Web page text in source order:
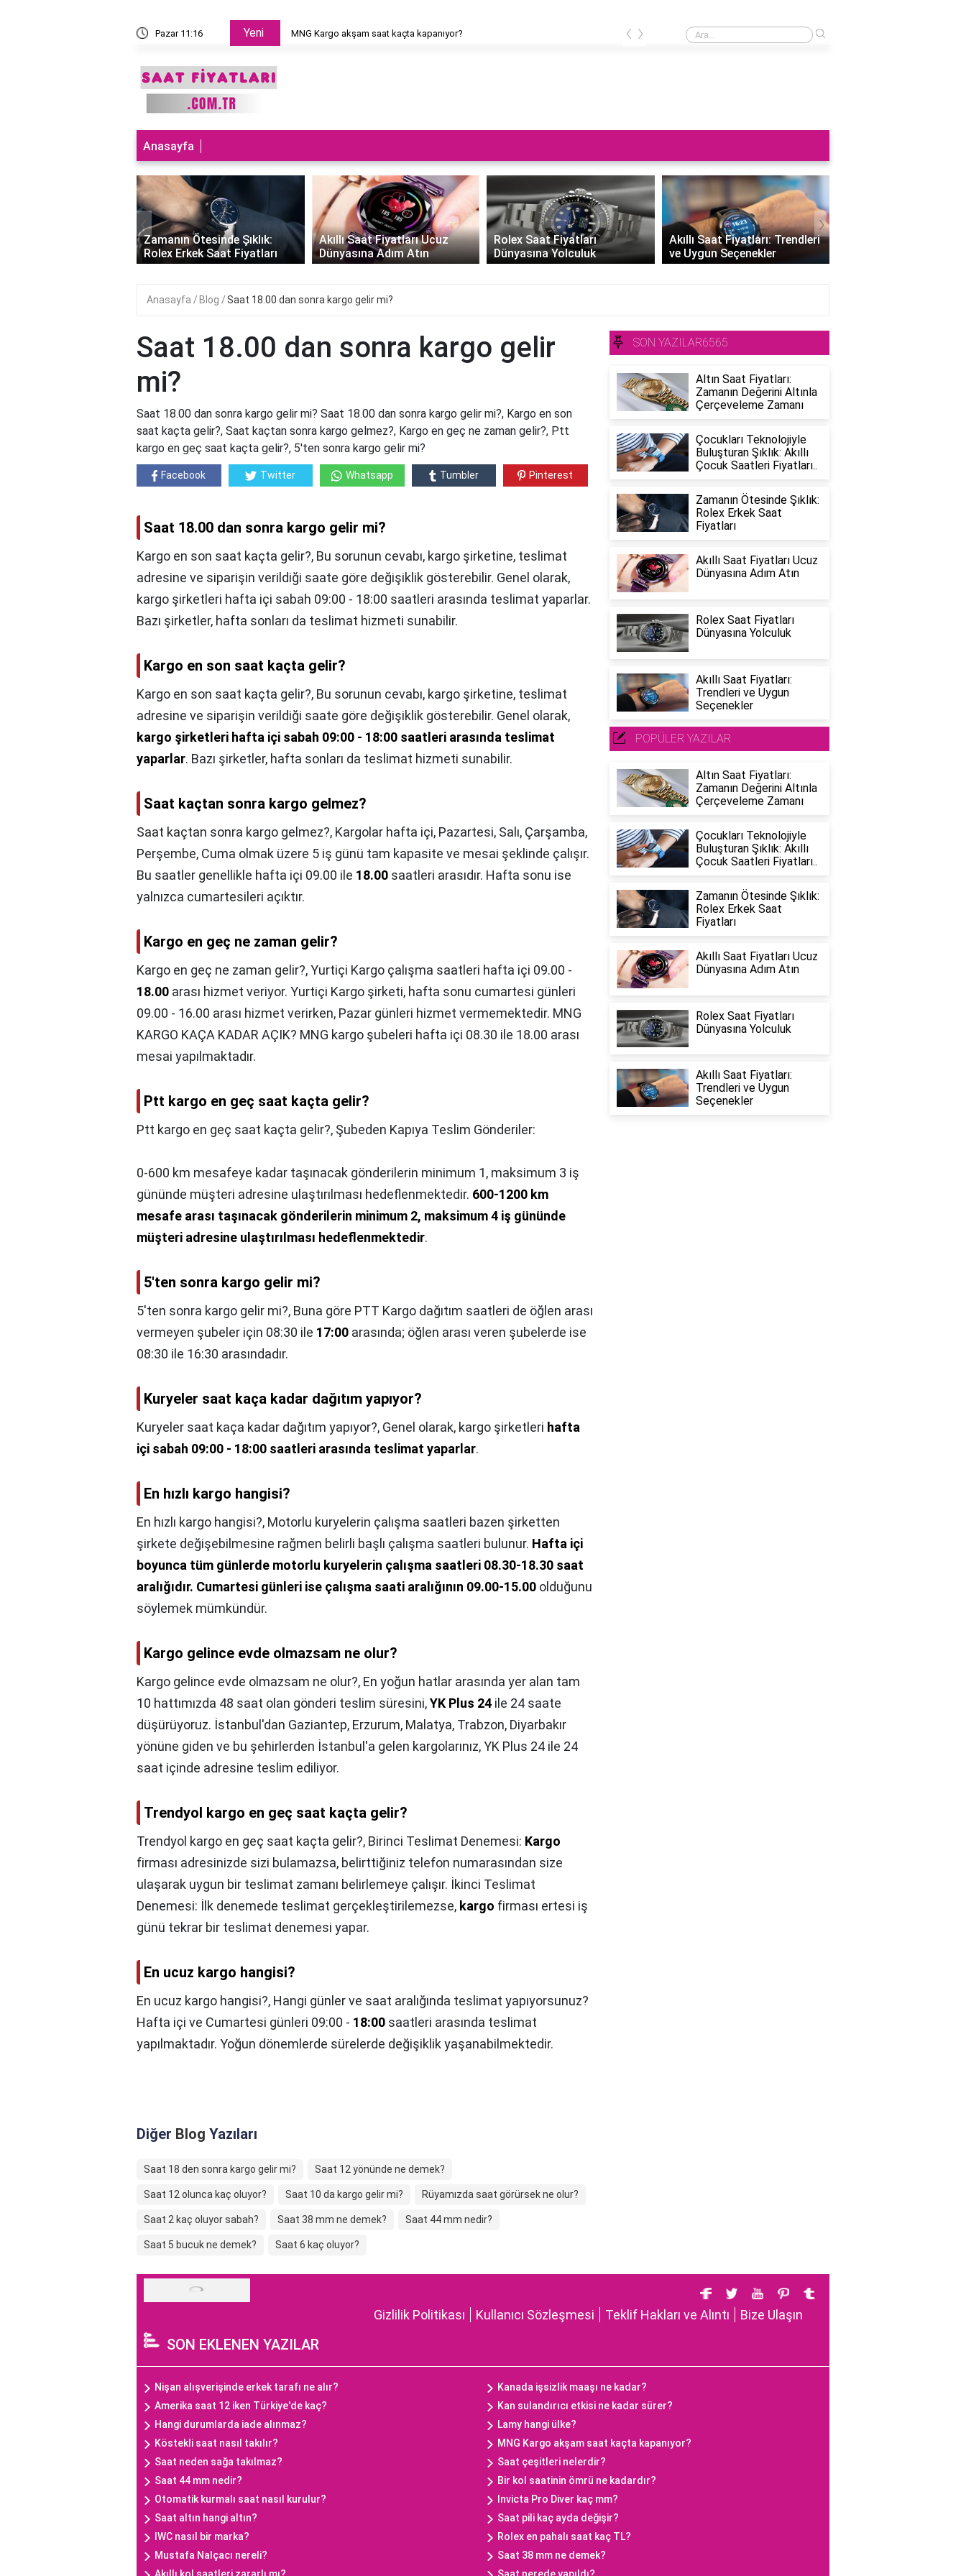
Pazar 11:16 Yeni MNG Kargo akşam saat kaçta kapanıyor? Saat neden sağa takılmaz?
‹ ›
Anasayfa
Zamanın Ötesinde Şıklık:
Rolex Erkek Saat Fiyatları
Akıllı Saat Fiyatları Ucuz
Dünyasına Adım Atın
Rolex Saat Fiyatları
Dünyasına Yolculuk
Akıllı Saat Fiyatları: Trendleri
ve Uygun Seçenekler
‹ ›
Anasayfa Blog Saat 18.00 dan sonra kargo gelir mi?
Saat 18.00 dan sonra kargo gelir
mi?
Saat 18.00 dan sonra kargo gelir mi? Saat 18.00 dan sonra kargo gelir mi?, Kargo en son
saat kaçta gelir?, Saat kaçtan sonra kargo gelmez?, Kargo en geç ne zaman gelir?, Ptt
kargo en geç saat kaçta gelir?, 5'ten sonra kargo gelir mi?
Facebook Twitter Whatsapp Tumbler Pinterest
Saat 18.00 dan sonra kargo gelir mi?
Kargo en son saat kaçta gelir?, Bu sorunun cevabı, kargo şirketine, teslimat
adresine ve siparişin verildiği saate göre değişiklik gösterebilir. Genel olarak,
kargo şirketleri hafta içi sabah 09:00 - 18:00 saatleri arasında teslimat yaparlar.
Bazı şirketler, hafta sonları da teslimat hizmeti sunabilir.
Kargo en son saat kaçta gelir?
Kargo en son saat kaçta gelir?, Bu sorunun cevabı, kargo şirketine, teslimat
adresine ve siparişin verildiği saate göre değişiklik gösterebilir. Genel olarak,
kargo şirketleri hafta içi sabah 09:00 - 18:00 saatleri arasında teslimat
yaparlar. Bazı şirketler, hafta sonları da teslimat hizmeti sunabilir.
Saat kaçtan sonra kargo gelmez?
Saat kaçtan sonra kargo gelmez?, Kargolar hafta içi, Pazartesi, Salı, Çarşamba,
Perşembe, Cuma olmak üzere 5 iş günü tam kapasite ve mesai şeklinde çalışır.
Bu saatler genellikle hafta içi 09.00 ile 18.00 saatleri arasıdır. Hafta sonu ise
yalnızca cumartesileri açıktır.
Kargo en geç ne zaman gelir?
Kargo en geç ne zaman gelir?,Yurtiçi Kargo çalışma saatleri hafta içi 09.00 -
18.00 arası hizmet veriyor. Yurtiçi Kargo şirketi, hafta sonu cumartesi günleri
09.00 - 16.00 arası hizmet verirken, Pazar günleri hizmet vermemektedir. MNG
KARGO KAÇA KADAR AÇIK? MNG kargo şubeleri hafta içi 08.30 ile 18.00 arası
mesai yapılmaktadır.
Ptt kargo en geç saat kaçta gelir?
Ptt kargo en geç saat kaçta gelir?, Şubeden Kapıya Teslim Gönderiler:
0-600 km mesafeye kadar taşınacak gönderilerin minimum 1, maksimum 3 iş
gününde müşteri adresine ulaştırılması hedeflenmektedir. 600-1200 km
mesafe arası taşınacak gönderilerin minimum 2, maksimum 4 iş gününde
müşteri adresine ulaştırılması hedeflenmektedir.
5'ten sonra kargo gelir mi?
5'ten sonra kargo gelir mi?, Buna göre PTT Kargo dağıtım saatleri de öğlen arası
vermeyen şubeler için 08:30 ile 17:00 arasında; öğlen arası veren şubelerde ise
08:30 ile 16:30 arasındadır.
Kuryeler saat kaça kadar dağıtım yapıyor?
Kuryeler saat kaça kadar dağıtım yapıyor?, Genel olarak, kargo şirketleri hafta
içi sabah 09:00 - 18:00 saatleri arasında teslimat yaparlar.
En hızlı kargo hangisi?
En hızlı kargo hangisi?, Motorlu kuryelerin çalışma saatleri bazen şirketten
şirkete değişebilmesine rağmen belirli başlı çalışma saatleri bulunur. Hafta içi
boyunca tüm günlerde motorlu kuryelerin çalışma saatleri 08.30-18.30 saat
aralığıdır. Cumartesi günleri ise çalışma saati aralığının 09.00-15.00 olduğunu
söylemek mümkündür.
Kargo gelince evde olmazsam ne olur?
Kargo gelince evde olmazsam ne olur?, En yoğun hatlar arasında yer alan tam
10 hattımızda 48 saat olan gönderi teslim süresini,YK Plus 24 ile 24 saate
düşürüyoruz. İstanbul'dan Gaziantep, Erzurum, Malatya, Trabzon, Diyarbakır
yönüne giden ve bu şehirlerden İstanbul'a gelen kargolarınız, YK Plus 24 ile 24
saat içinde adresine teslim ediliyor.
Trendyol kargo en geç saat kaçta gelir?
Trendyol kargo en geç saat kaçta gelir?, Birinci Teslimat Denemesi: Kargo
firması adresinizde sizi bulamazsa, belirttiğiniz telefon numarasından size
ulaşarak uygun bir teslimat zamanı belirlemeye çalışır. İkinci Teslimat
Denemesi: İlk denemede teslimat gerçekleştirilemezse, kargo firması ertesi iş
günü tekrar bir teslimat denemesi yapar.
En ucuz kargo hangisi?
En ucuz kargo hangisi?, Hangi günler ve saat aralığında teslimat yapıyorsunuz?
Hafta içi ve Cumartesi günleri 09:00 - 18:00 saatleri arasında teslimat
yapılmaktadır. Yoğun dönemlerde sürelerde değişiklik yaşanabilmektedir.
Diğer Blog Yazıları
Saat 18 den sonra kargo gelir mi? Saat 12 yönünde ne demek?
Saat 12 olunca kaç oluyor? Saat 10 da kargo gelir mi? Rüyamızda saat görürsek ne olur?
Saat 2 kaç oluyor sabah? Saat 38 mm ne demek? Saat 44 mm nedir?
Saat 5 bucuk ne demek? Saat 6 kaç oluyor?
SON YAZILAR6565
Altın Saat Fiyatları:
Zamanın Değerini Altınla
Çerçeveleme Zamanı
Çocukları Teknolojiyle
Buluşturan Şıklık: Akıllı
Çocuk Saatleri Fiyatları..
Zamanın Ötesinde Şıklık:
Rolex Erkek Saat
Fiyatları
Akıllı Saat Fiyatları Ucuz
Dünyasına Adım Atın
Rolex Saat Fiyatları
Dünyasına Yolculuk
Akıllı Saat Fiyatları:
Trendleri ve Uygun
Seçenekler
POPÜLER YAZILAR
Altın Saat Fiyatları:
Zamanın Değerini Altınla
Çerçeveleme Zamanı
Çocukları Teknolojiyle
Buluşturan Şıklık: Akıllı
Çocuk Saatleri Fiyatları..
Zamanın Ötesinde Şıklık:
Rolex Erkek Saat
Fiyatları
Akıllı Saat Fiyatları Ucuz
Dünyasına Adım Atın
Rolex Saat Fiyatları
Dünyasına Yolculuk
Akıllı Saat Fiyatları:
Trendleri ve Uygun
Seçenekler
Gizlilik Politikası Kullanıcı Sözleşmesi Teklif Hakları ve Alıntı Bize Ulaşın
SON EKLENEN YAZILAR
Nişan alışverişinde erkek tarafı ne alır?
Kanada işsizlik maaşı ne kadar?
Amerika saat 12 iken Türkiye'de kaç?
Kan sulandırıcı etkisi ne kadar sürer?
Hangi durumlarda iade alınmaz?
Lamy hangi ülke?
Köstekli saat nasıl takılır?
MNG Kargo akşam saat kaçta kapanıyor?
Saat neden sağa takılmaz?
Saat çeşitleri nelerdir?
Saat 44 mm nedir?
Bir kol saatinin ömrü ne kadardır?
Otomatik kurmalı saat nasıl kurulur?
Invicta Pro Diver kaç mm?
Saat altın hangi altın?
Saat pili kaç ayda değişir?
IWC nasıl bir marka?
Rolex en pahalı saat kaç TL?
Mustafa Nalçacı nereli?
Saat 38 mm ne demek?